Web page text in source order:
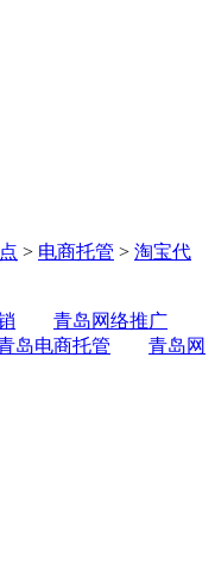
> 电商托管 > 淘宝代
青岛网络推广
岛电商托管
青岛网